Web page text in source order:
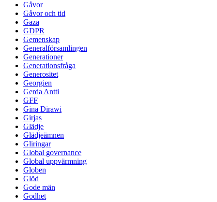
Gåvor
Gåvor och tid
Gaza
GDPR
Gemenskap
Generalförsamlingen
Generationer
Generationsfråga
Generositet
Georgien
Gerda Antti
GFF
Gina Dirawi
Girjas
Glädje
Glädjeämnen
Gliringar
Global governance
Global uppvärmning
Globen
Glöd
Gode män
Godhet